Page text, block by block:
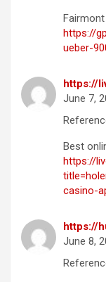
https://
ueber-
https://
June 7,
Best
https://
casino-
https://
June 8,